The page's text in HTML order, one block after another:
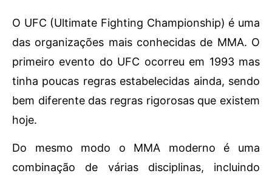
O UFC (Ultimate Fighting Championship) é uma
das organizações mais conhecidas de MMA. O
primeiro evento do UFC ocorreu em 1993 mas
tinha poucas regras estabelecidas ainda, sendo
bem diferente das regras rigorosas que existem
hoje.
Do mesmo modo o MMA moderno é uma
combinação de várias disciplinas, incluindo